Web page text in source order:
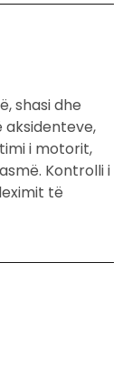
shasi dhe
aksidenteve,
i motorit,
Kontrolli i
të